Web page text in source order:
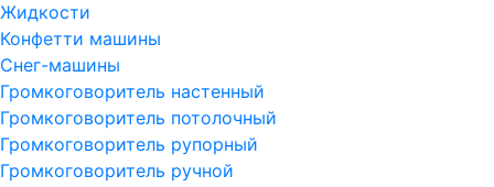
Жидкости
Конфетти машины
Снег-машины
Громкоговоритель настенный
Громкоговоритель потолочный
Громкоговоритель рупорный
Громкоговоритель ручной